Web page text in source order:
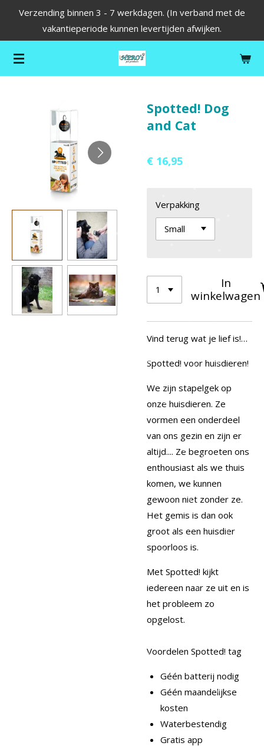
de
hoofdinhoud
Verzending binnen 3 - 7 werkdagen. (In verband met de
vakantieperiode kunnen levertijden afwijken.
Spotted! Dog
and Cat
€ 16,95
Verpakking
In
winkelwagen
Vind terug wat je lief is!…
Spotted! voor huisdieren!
We zijn stapelgek op
onze huisdieren. Ze
vormen een onderdeel
van ons gezin en zijn er
altijd.... Ze begroeten ons
enthousiast als we thuis
komen, we kunnen
gewoon niet zonder ze.
Het gemis is dan ook
groot als een huisdier
spoorloos is.
Met Spotted! kijkt
iedereen naar ze uit en is
het probleem zo
opgelost.
Voordelen Spotted! tag
Géén batterij nodig
Géén maandelijkse
kosten
Waterbestendig
Gratis app